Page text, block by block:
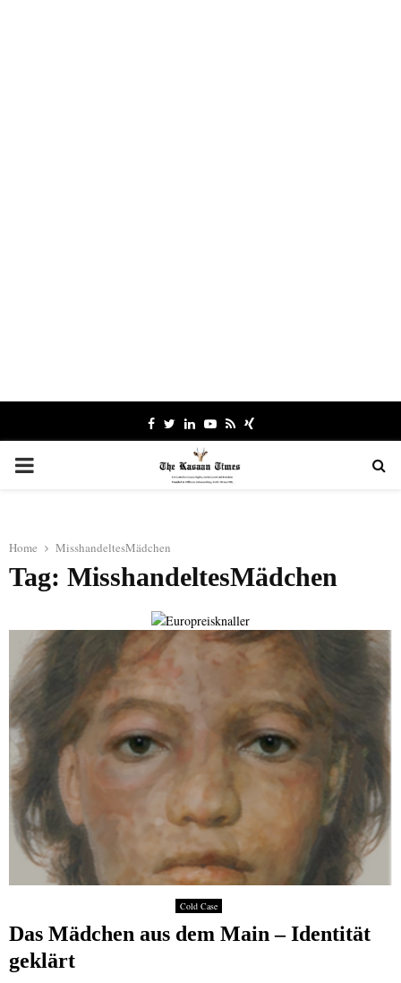
Facebook
TwitterLinkedinYoutube
RssXing
PRIMARY
Home MisshandeltesMädchen
Tag: MisshandeltesMädchen
Cold Case
Das Mädchen aus dem Main – Identität
geklärt